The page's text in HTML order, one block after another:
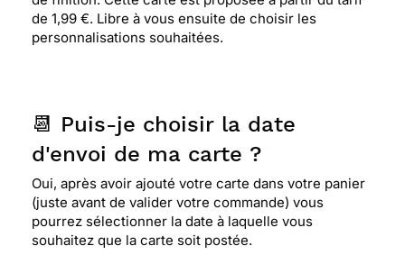
de 1,99 €. Libre à vous ensuite de choisir les
personnalisations souhaitées.
📆 Puis-je choisir la date
d'envoi de ma carte ?
Oui, après avoir ajouté votre carte dans votre panier
(juste avant de valider votre commande) vous
pourrez sélectionner la date à laquelle vous
souhaitez que la carte soit postée.